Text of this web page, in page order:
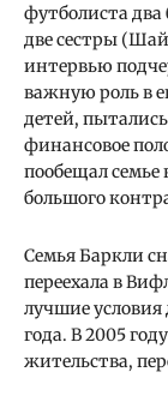
футболиста
две сестры
интервью
важную роль в
детей,
финансовое
пообещал
большого
Семья Баркли
переехала в
лучшие условия
года. В 2005
жительства,